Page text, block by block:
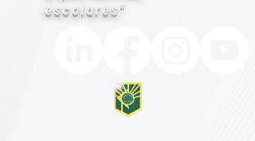
escolares"